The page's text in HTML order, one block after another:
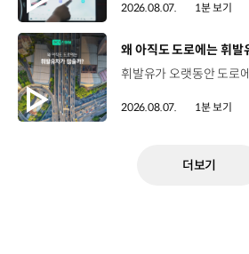
2026.08.07. 1분 보기
[동영상]
왜 아직도 도로에는 휘발
2026.08.07. 1분 보기
더보기